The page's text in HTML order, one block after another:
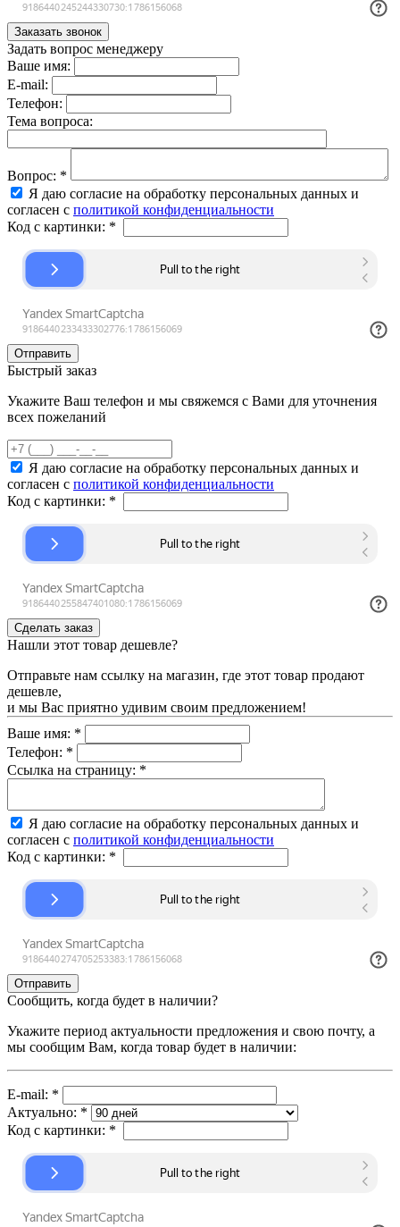
Задать вопрос менеджеру
Ваше имя:
E-mail:
Телефон:
Тема вопроса:
Вопрос: *
Я даю согласие на обработку персональных данных и
согласен с политикой конфиденциальности
Код с картинки: *
Быстрый заказ
Укажите Ваш телефон и мы свяжемся с Вами для уточнения
всех пожеланий
Я даю согласие на обработку персональных данных и
согласен с политикой конфиденциальности
Код с картинки: *
Нашли этот товар дешевле?
Отправьте нам ссылку на магазин, где этот товар продают
дешевле,
и мы Вас приятно удивим своим предложением!
Ваше имя: *
Телефон: *
Ссылка на страницу: *
Я даю согласие на обработку персональных данных и
согласен с политикой конфиденциальности
Код с картинки: *
Сообщить, когда будет в наличии?
Укажите период актуальности предложения и свою почту, а
мы сообщим Вам, когда товар будет в наличии:
E-mail: *
Актуально: *
Код с картинки: *